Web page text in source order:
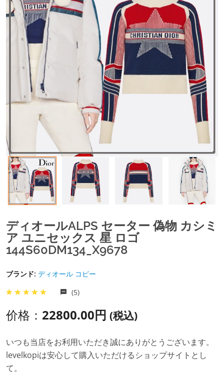
ディオールALPS セーター 偽物 カシミ
ア ユニセックス 星 ロゴ
144S60DM134_X9678
ブランド: ディオール コピー
(5)
价格： 22800.00円 (税込)
いつも当店をお利用いただき誠にありがとうございます。
levelkopiは安心して購入いただけるショップサイトとし
て。